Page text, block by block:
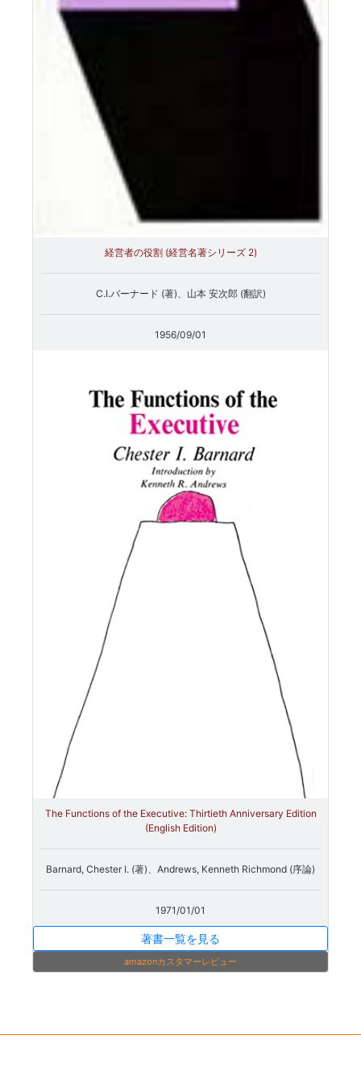
経営者の役割 (経営名著シリーズ 2)
C.I.バーナード (著)、山本 安次郎 (翻訳)
1956/09/01
The Functions of the Executive: Thirtieth Anniversary Edition
(English Edition)
Barnard, Chester I. (著)、Andrews, Kenneth Richmond (序論)
1971/01/01
著書一覧を見る
amazonカスタマーレビュー